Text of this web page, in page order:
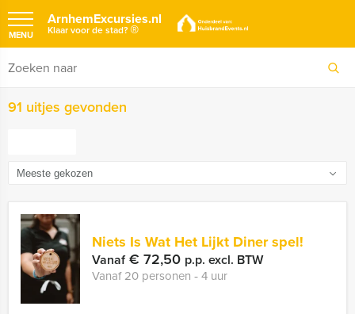
ArnhemExcursies.nl
Klaar voor de stad?®
MENU
91 uitjes gevonden
Niets Is Wat Het Lijkt Diner spel!
Vanaf€ 72,50 p.p. excl. BTW
Vanaf 20 personen ‐ 4 uur